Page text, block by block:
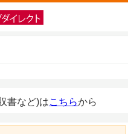
書など)はこちらから